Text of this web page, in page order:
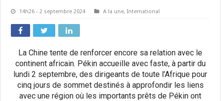
14h26 - 2 septembre 2024 A la une,International
La Chine tente de renforcer encore sa relation avec le
continent africain. Pékin accueille avec faste, à partir du
lundi 2 septembre, des dirigeants de toute l’Afrique pour
cinq jours de sommet destinés à approfondir les liens
avec une région où les importants prêts de Pékin ont